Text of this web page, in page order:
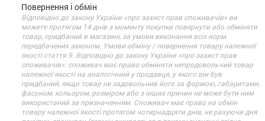
Повернення і обмін
Відповідно до закону України «про захист прав споживачів» ви
можете протягом 14 днів з моменту покупки повернути або обміняти
товар, придбаний в магазині, за умови виконання всіх норм
передбачених законом. Умови обміну / повернення товару належної
якості стаття 9. Відповідно до закону України «про захист прав
споживачів»: споживач має право обміняти непродовольчий товар
належної якості на аналогічний у продавця, у якого він був
придбаний, якщо товар не задовольнив його за формою, габаритами,
фасоном, кольором, розміром або з інших причин не може бути ним
використаний за призначенням. Споживач має право на обмін
товару належної якості протягом чотирнадцяти днів, не рахуючи дня